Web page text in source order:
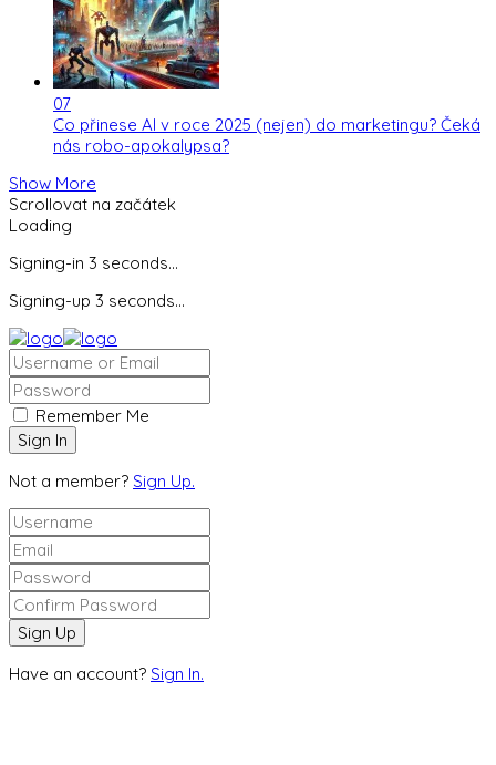
07
Co přinese AI v roce 2025 (nejen) do marketingu? Čeká
nás robo-apokalypsa?
Show More
Scrollovat na začátek
Loading
Signing-in 3 seconds...
Signing-up 3 seconds...
Remember Me
Not a member? Sign Up.
Have an account? Sign In.